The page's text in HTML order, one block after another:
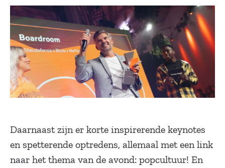
Daarnaast zijn er korte inspirerende keynotes
en spetterende optredens, allemaal met een link
naar het thema van de avond: popcultuur! En